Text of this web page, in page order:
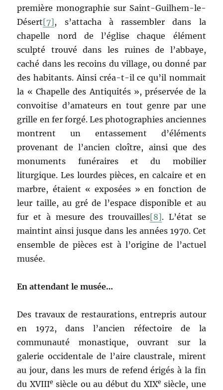
première monographie sur Saint-Guilhem-le-
Désert[7], s’attacha à rassembler dans la
chapelle nord de l’église chaque élément
sculpté trouvé dans les ruines de l’abbaye,
caché dans les recoins du village, ou donné par
des habitants. Ainsi créa-t-il ce qu’il nommait
la « Chapelle des Antiquités », préservée de la
convoitise d’amateurs en tout genre par une
grille en fer forgé. Les photographies anciennes
montrent un entassement d’éléments
provenant de l’ancien cloître, ainsi que des
monuments funéraires et du mobilier
liturgique. Les lourdes pièces, en calcaire et en
marbre, étaient « exposées » en fonction de
leur taille, au gré de l’espace disponible et au
fur et à mesure des trouvailles[8]. L’état se
maintint ainsi jusque dans les années 1970. Cet
ensemble de pièces est à l’origine de l’actuel
musée.
En attendant le musée…
Des travaux de restaurations, entrepris autour
en 1972, dans l’ancien réfectoire de la
communauté monastique, ouvrant sur la
galerie occidentale de l’aire claustrale, mirent
au jour, dans les murs de refend érigés à la fin
du XVIIIe siècle ou au début du XIXe siècle, une